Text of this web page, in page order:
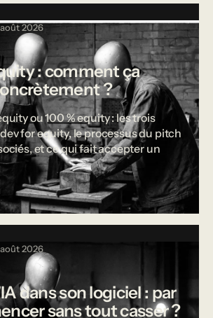
2026
: comment ça
?
ou 100 % equity : les trois
for equity, le processus du pitch
et ce qui fait accepter un
2026
dans son logiciel : par
sans tout casser ?